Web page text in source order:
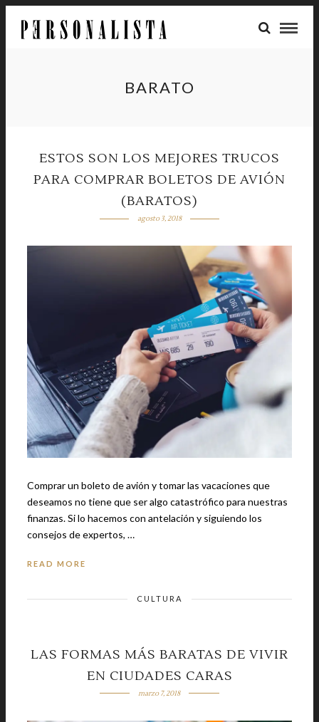
BARATO
ESTOS SON LOS MEJORES TRUCOS
PARA COMPRAR BOLETOS DE AVIÓN
(BARATOS)
agosto 3, 2018
Comprar un boleto de avión y tomar las vacaciones que
deseamos no tiene que ser algo catastrófico para nuestras
finanzas. Si lo hacemos con antelación y siguiendo los
consejos de expertos, …
READ MORE
CULTURA
LAS FORMAS MÁS BARATAS DE VIVIR
EN CIUDADES CARAS
marzo 7, 2018